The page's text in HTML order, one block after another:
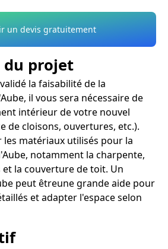
un devis gratuitement
du projet
la faisabilité de la
il vous sera nécessaire de
intérieur de votre nouvel
de cloisons, ouvertures, etc.).
les matériaux utilisés pour la
notamment la charpente,
la couverture de toit. Un
peut êtreune grande aide pour
et adapter l'espace selon